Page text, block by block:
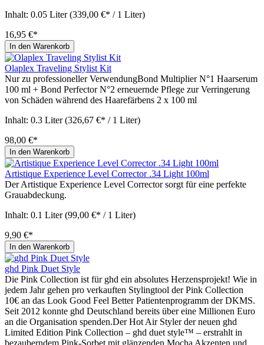
Inhalt: 0.05 Liter(339,00 €* / 1 Liter)
16,95 €*
In den Warenkorb
Olaplex Traveling Stylist Kit
Nur zu professioneller VerwendungBond Multiplier N°1 Haarserum
100 ml + Bond Perfector N°2 erneuernde Pflege zur Verringerung
von Schäden während des Haarefärbens 2 x 100 ml
Inhalt: 0.3 Liter(326,67 €* / 1 Liter)
98,00 €*
In den Warenkorb
Artistique Experience Level Corrector .34 Light 100ml
Der Artistique Experience Level Corrector sorgt für eine perfekte
Grauabdeckung.
Inhalt: 0.1 Liter(99,00 €* / 1 Liter)
9,90 €*
In den Warenkorb
ghd Pink Duet Style
Die Pink Collection ist für ghd ein absolutes Herzensprojekt! Wie in
jedem Jahr gehen pro verkauften Stylingtool der Pink Collection
10€ an das Look Good Feel Better Patientenprogramm der DKMS.
Seit 2012 konnte ghd Deutschland bereits über eine Millionen Euro
an die Organisation spenden.Der Hot Air Styler der neuen ghd
Limited Edition Pink Collection – ghd duet style™ – erstrahlt in
bezauberndem Pink-Sorbet mit glänzenden Mocha Akzenten und